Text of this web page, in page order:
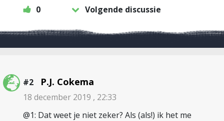
0 Volgende discussie
#2 P.J. Cokema
18 december 2019 , 22:33
@1: Dat weet je niet zeker? Als (als!) ik het me